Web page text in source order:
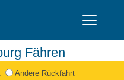
Fähren
Andere Rückfahrt